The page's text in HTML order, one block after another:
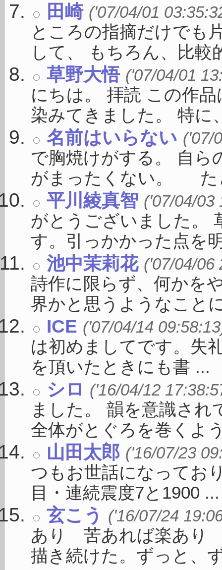
田崎 ('07/04/01
ところの指摘だけでも
して、 もちろん、比較
草野大悟 ('07/04/01
にちは。 拝読 この作
染みてきました。 特に
名前はいらない ('07/
で胸焼けがする。 自ら
がまったくない。 た
平川綾真智 ('07/04/03
がとうございました。
す。引っかかった点を
池中茉莉花 ('07/04/06
詩作に限らず、何かを
界かと思うようなこと
ICE ('07/04/14
は初めましてです。失
を頂いたときにも書 ...
シロ ('16/04/12
ました。 韻を意識さ
全体がとぐろを巻くよ
山田太郎 ('16/07/23
つもお世話になってお
目・連続震度7と1900 ...
玄こう ('16/07/24
あり 苦あれば楽あ
描き続けた。ずっと、